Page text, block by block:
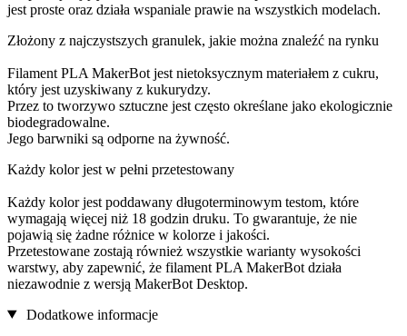
jest proste oraz działa wspaniale prawie na wszystkich modelach.
Złożony z najczystszych granulek, jakie można znaleźć na rynku
Filament PLA MakerBot jest nietoksycznym materiałem z cukru,
który jest uzyskiwany z kukurydzy.
Przez to tworzywo sztuczne jest często określane jako ekologicznie
biodegradowalne.
Jego barwniki są odporne na żywność.
Każdy kolor jest w pełni przetestowany
Każdy kolor jest poddawany długoterminowym testom, które
wymagają więcej niż 18 godzin druku. To gwarantuje, że nie
pojawią się żadne różnice w kolorze i jakości.
Przetestowane zostają również wszystkie warianty wysokości
warstwy, aby zapewnić, że filament PLA MakerBot działa
niezawodnie z wersją MakerBot Desktop.
Dodatkowe informacje